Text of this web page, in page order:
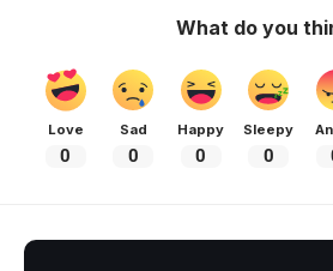
What do you
Love
0
Sad
0
Happy
0
Sleepy
0